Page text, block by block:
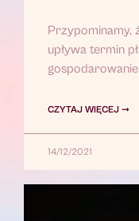
Przypominamy,
upływa termin
CZYTAJ WIĘCEJ ➞
14/12/2021